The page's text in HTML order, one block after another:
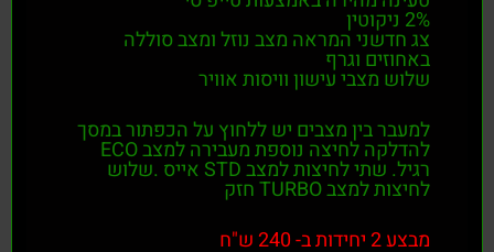
צג חדשני המראה מצב נוזל ומצב סוללה
באחוזים וגרף
שלוש מצבי עישון וויסות אוויר
למעבר בין מצבים יש ללחוץ על הכפתור במסך
להדלקה לחיצה נוספת מעבירה למצב ECO
רגיל. שתי לחיצות למצב STD אייס .שלוש
לחיצות למצב TURBO חזק